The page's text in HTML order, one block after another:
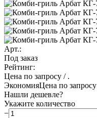
Арт.:
Под заказ
Рейтинг:
Цена по запросу / .
ЭкономияЦена по запросу
Нашли дешевле?
Укажите количество
−